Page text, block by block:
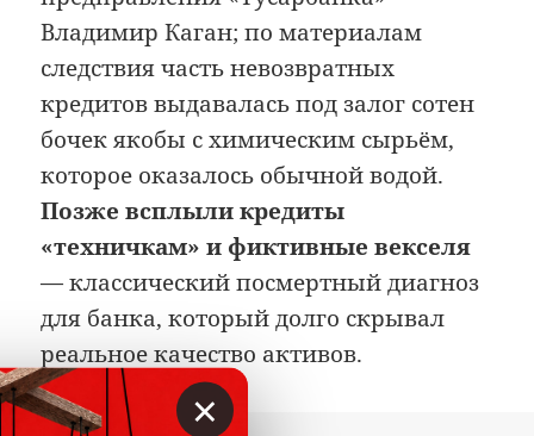
Владимир Каган; по материалам
следствия часть невозвратных
кредитов выдавалась под залог сотен
бочек якобы с химическим сырьём,
которое оказалось обычной водой.
Позже всплыли кредиты
«техничкам» и фиктивные векселя
— классический посмертный диагноз
для банка, который долго скрывал
реальное качество активов.
×